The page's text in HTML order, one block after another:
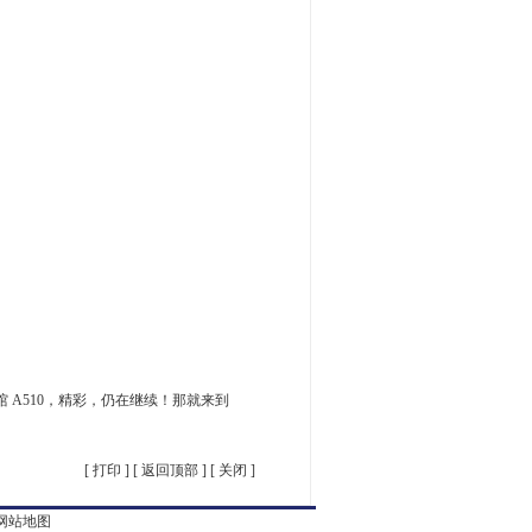
A510，精彩，仍在继续！那就来到
[ 打印 ] [ 返回顶部 ] [ 关闭 ]
站地图